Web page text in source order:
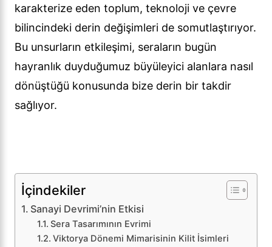
karakterize eden toplum, teknoloji ve çevre
bilincindeki derin değişimleri de somutlaştırıyor.
Bu unsurların etkileşimi, seraların bugün
hayranlık duyduğumuz büyüleyici alanlara nasıl
dönüştüğü konusunda bize derin bir takdir
sağlıyor.
İçindekiler
Sanayi Devrimi’nin Etkisi
Sera Tasarımının Evrimi
Viktorya Dönemi Mimarisinin Kilit İsimleri